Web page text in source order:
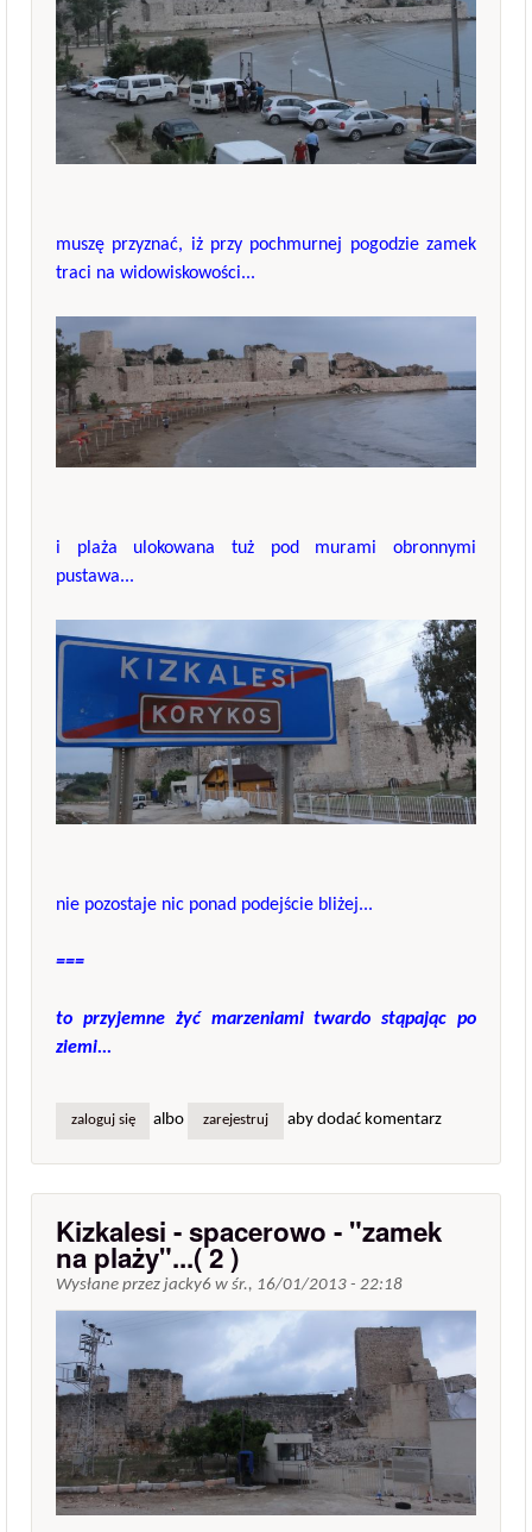
muszę przyznać, iż przy pochmurnej pogodzie zamek
traci na widowiskowości...
i plaża ulokowana tuż pod murami obronnymi
pustawa...
nie pozostaje nic ponad podejście bliżej...
===
to przyjemne żyć marzeniami twardo stąpając po
ziemi...
zaloguj się albo zarejestruj aby dodać komentarz
Kizkalesi - spacerowo - "zamek
na plaży"...( 2 )
Wysłane przez jacky6 w śr., 16/01/2013 - 22:18